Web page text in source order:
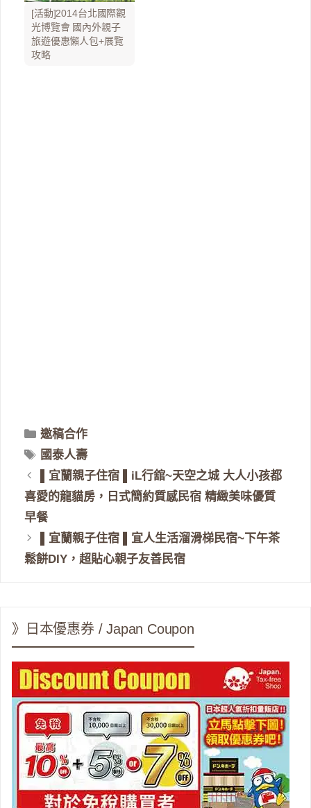
[活動]2014台北國際觀
光博覽會 國內外親子
旅遊優惠懶人包+展覽
攻略
分
類
邀稿合作
標
籤
國泰人壽
▌宜蘭親子住宿 ▌iL行舘~天空之城 大人小孩都
喜愛的龍貓房，日式簡約質感民宿 精緻美味優質
早餐
▌宜蘭親子住宿 ▌宜人生活溜滑梯民宿~下午茶
鬆餅DIY，超貼心親子友善民宿
》日本優惠券 / Japan Coupon